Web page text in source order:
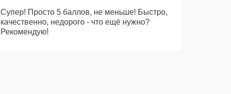
Супер! Просто 5 баллов, не меньше! Быстро,
качественно, недорого - что ещё нужно?
Рекомендую!